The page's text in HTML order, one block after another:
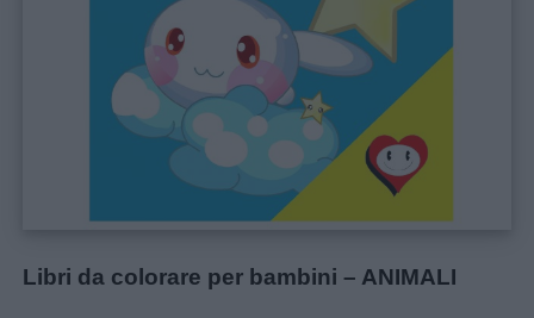
Libri da colorare per bambini – ANIMALI